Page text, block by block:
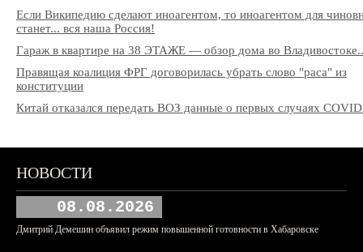
Если Википедию сделают иноагентом, то иноагентом для
станет... вся наша Россия!
Гараж в квартире на 38 ЭТАЖЕ — обзор дома во
Правящая коалиция ФРГ договорилась убрать слово "раса" из
конституции
Китай отказался передать ВОЗ данные о первых случаях
НОВОСТИ
08.08.2026
Дмитрий Демешин объявил режим повышенной готовности в Хабаровске